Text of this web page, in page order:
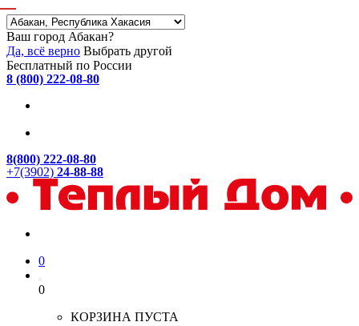
Ваш город Абакан?
Да, всё верно Выбрать другой
Бесплатный по России
8 (800) 222-08-80
8(800) 222-08-80
+7(3902) 24-88-88
0
0
КОРЗИНА ПУСТА